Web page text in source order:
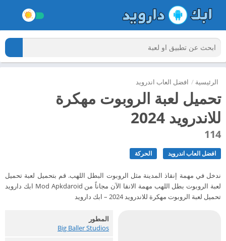
الرئيسية / افضل العاب اندرويد
تحميل لعبة الروبوت مهكرة
للاندرويد 2024
114
افضل العاب اندرويد الحركة
ندخل في مهمة إنقاذ المدينة مثل الروبوت البطل اللهب. قم بتحميل لعبة تحميل
لعبة الروبوت بطل اللهب مهمة الانقا الآن مجاناً من Mod Apkdaroid ابك دارويد
تحميل لعبة الروبوت مهكرة للاندرويد 2024 – ابك دارويد
المطور
Big Baller Studios‏